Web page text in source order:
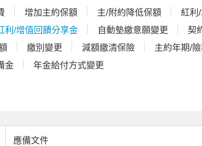
增加主約保額 主/附約降低保額
紅利
利/增值回饋分享金
自動墊繳意願變更 契
繳別變更 減額繳清保險 主約年期/
金
年金給付方式變更
應備文件